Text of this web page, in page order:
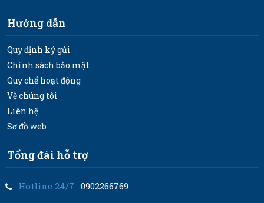
Hướng dẫn
Quy định ký gửi
Chính sách bảo mật
Quy chế hoạt động
Về chúng tôi
Liên hệ
Sơ đồ web
Tổng đài hỗ trợ
Hotline 24/7: 0902266769